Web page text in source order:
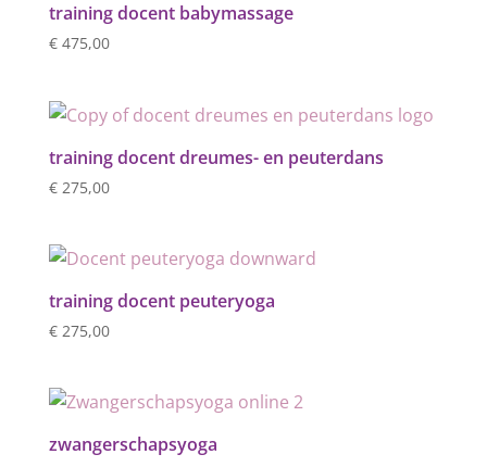
training docent babymassage
€475,00
training docent dreumes- en peuterdans
€275,00
training docent peuteryoga
€275,00
zwangerschapsyoga